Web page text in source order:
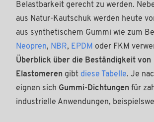
Belastbarkeit gerecht zu werden.
aus Natur-Kautschuk werden heute
aus synthetischem Gummi wie zum
Neopren, NBR, EPDM oder FKM
Überblick über die Beständigkeit von
Elastomeren gibt diese Tabelle. Je
eignen sich Gummi-Dichtungen für
industrielle Anwendungen,